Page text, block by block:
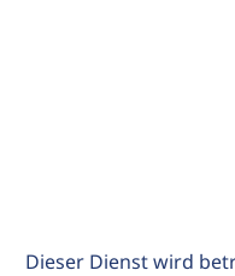
Dieser Dienst wird